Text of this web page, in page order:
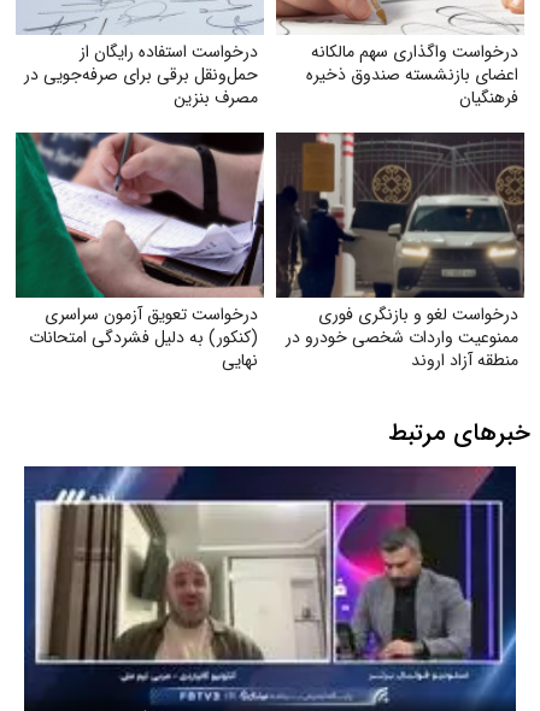
درخواست واگذاری سهم مالکانه
اعضای بازنشسته صندوق ذخیره
فرهنگیان
درخواست استفاده رایگان از
حمل‌ونقل برقی برای صرفه‌جویی در
مصرف بنزین
درخواست لغو و بازنگری فوری
ممنوعیت واردات شخصی خودرو در
منطقه آزاد اروند
درخواست تعویق آزمون سراسری
(کنکور) به دلیل فشردگی امتحانات
نهایی
خبرهای مرتبط